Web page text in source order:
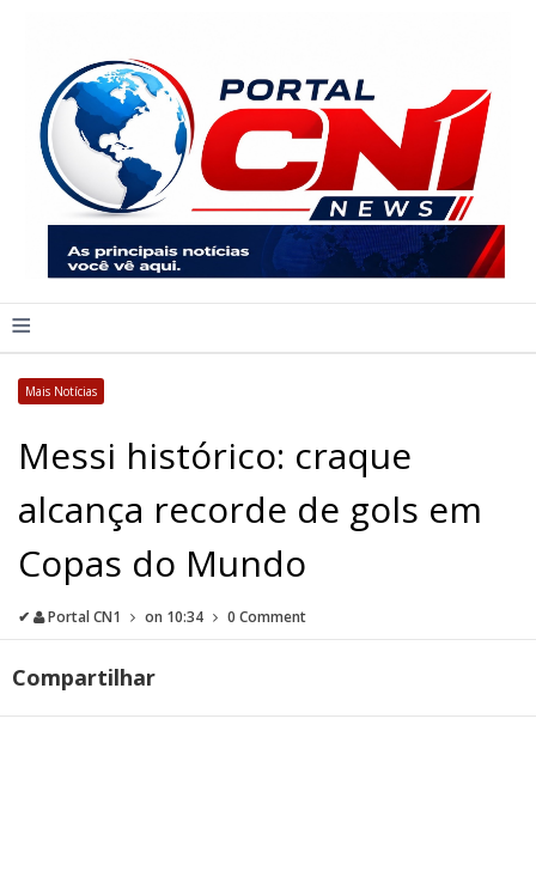
≡
Mais Notícias
Messi histórico: craque
alcança recorde de gols em
Copas do Mundo
✔ Portal CN1 on 10:34 0 Comment
Compartilhar